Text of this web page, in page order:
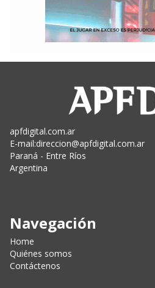
apfdigital.com.ar
E-mail:direccion@apfdigital.com.ar
Paraná - Entre Ríos
Argentina
Navegación
Home
Quiénes somos
Contáctenos